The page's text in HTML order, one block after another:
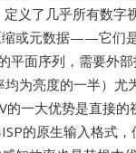
定义了几乎所有数字
缩或元数据——它们
平面序列，需要外
为亮度的一半）尤
一大优势是直接的
的原生输入格式，